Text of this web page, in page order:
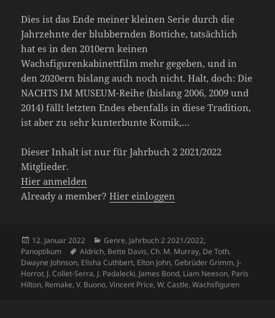
Dies ist das Ende meiner kleinen Serie durch die
Jahrzehnte der blubbernden Bottiche, tatsächlich
hat es in den 2010ern keinen
Wachsfigurenkabinettfilm mehr gegeben, und in
den 2020ern bislang auch noch nicht. Halt, doch: Die
NACHTS IM MUSEUM-Reihe (bislang 2006, 2009 und
2014) fällt letzten Endes ebenfalls in diese Tradition,
ist aber zu sehr kunterbunte Komik,…
Dieser Inhalt ist nur für Jahrbuch 2 2021/2022
Mitglieder.
Hier anmelden
Already a member?Hier einloggen
Veröffentlicht
am
12. Januar 2022 Kategorien
Genre, Jahrbuch 2 2021/2022,
Panoptikum
Schlagwörter
Aldrich, Bette Davis,Ch. M. Murray, De Toth,
Dwayne Johnson, Elisha Cuthbert, Elton John,Gebrüder Grimm, J-
Horror, J. Collet-Serra, J. Padalecki, James Bond, Liam Neeson, Paris
Hilton, Remake,V. Buono,Vincent Price,W. Castle,Wachsfiguren